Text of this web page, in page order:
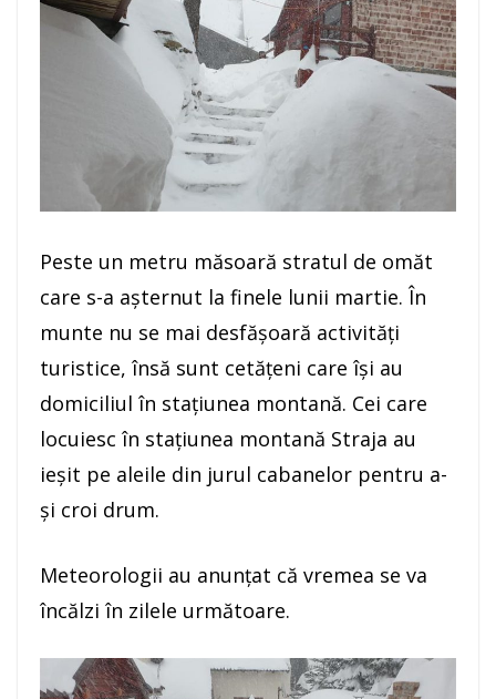
Peste un metru măsoară stratul de omăt
care s-a așternut la finele lunii martie. În
munte nu se mai desfășoară activități
turistice, însă sunt cetățeni care își au
domiciliul în stațiunea montană. Cei care
locuiesc în stațiunea montană Straja au
ieșit pe aleile din jurul cabanelor pentru a-
și croi drum.
Meteorologii au anunțat că vremea se va
încălzi în zilele următoare.